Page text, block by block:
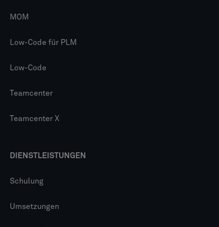
MOM
Low-Code für PLM
Low-Code
Teamcenter
Teamcenter X
DIENSTLEISTUNGEN
Schulung
Umsetzungen